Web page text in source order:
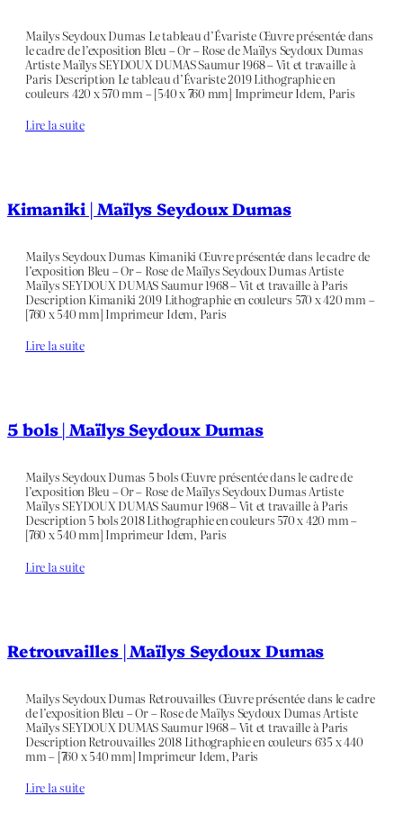
Mailys Seydoux Dumas Le tableau d’Évariste Œuvre présentée dans
le cadre de l’exposition Bleu – Or – Rose de Maïlys Seydoux Dumas
Artiste Maïlys SEYDOUX DUMAS Saumur 1968 – Vit et travaille à
Paris Description Le tableau d’Évariste 2019 Lithographie en
couleurs 420 x 570 mm – [540 x 760 mm] Imprimeur Idem, Paris
Lire la suite
Kimaniki | Maïlys Seydoux Dumas
Mailys Seydoux Dumas Kimaniki Œuvre présentée dans le cadre de
l’exposition Bleu – Or – Rose de Maïlys Seydoux Dumas Artiste
Maïlys SEYDOUX DUMAS Saumur 1968 – Vit et travaille à Paris
Description Kimaniki 2019 Lithographie en couleurs 570 x 420 mm –
[760 x 540 mm] Imprimeur Idem, Paris
Lire la suite
5 bols | Maïlys Seydoux Dumas
Mailys Seydoux Dumas 5 bols Œuvre présentée dans le cadre de
l’exposition Bleu – Or – Rose de Maïlys Seydoux Dumas Artiste
Maïlys SEYDOUX DUMAS Saumur 1968 – Vit et travaille à Paris
Description 5 bols 2018 Lithographie en couleurs 570 x 420 mm –
[760 x 540 mm] Imprimeur Idem, Paris
Lire la suite
Retrouvailles | Maïlys Seydoux Dumas
Mailys Seydoux Dumas Retrouvailles Œuvre présentée dans le cadre
de l’exposition Bleu – Or – Rose de Maïlys Seydoux Dumas Artiste
Maïlys SEYDOUX DUMAS Saumur 1968 – Vit et travaille à Paris
Description Retrouvailles 2018 Lithographie en couleurs 635 x 440
mm – [760 x 540 mm] Imprimeur Idem, Paris
Lire la suite